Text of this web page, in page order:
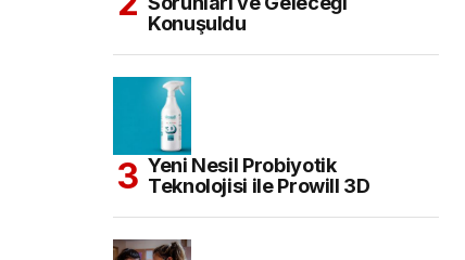
Konuşuldu
Yeni Nesil Probiyotik
Teknolojisi ile Prowill 3D